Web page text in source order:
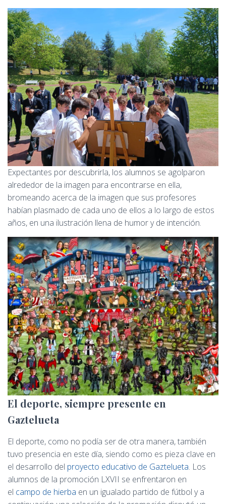
Expectantes por descubrirla, los alumnos se agolparon
alrededor de la imagen para encontrarse en ella,
bromeando acerca de la imagen que sus profesores
habían plasmado de cada uno de ellos a lo largo de estos
años, en una ilustración llena de humor y de intención.
El deporte, siempre presente en
Gaztelueta
El deporte, como no podía ser de otra manera, también
tuvo presencia en este día, siendo como es pieza clave en
el desarrollo del proyecto educativo de Gaztelueta. Los
alumnos de la promoción LXVII se enfrentaron en
el campo de hierba en un igualado partido de fútbol y a